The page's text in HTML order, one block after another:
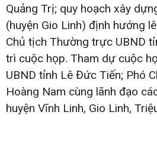
Quảng Trị; quy hoạch xây
(huyện Gio Linh) định hướng
Chủ tịch Thường trực UBND
trì cuộc họp. Tham dự cuộc
UBND tỉnh Lê Đức Tiến; Phó
Hoàng Nam cùng lãnh đạo
huyện Vĩnh Linh, Gio Linh,